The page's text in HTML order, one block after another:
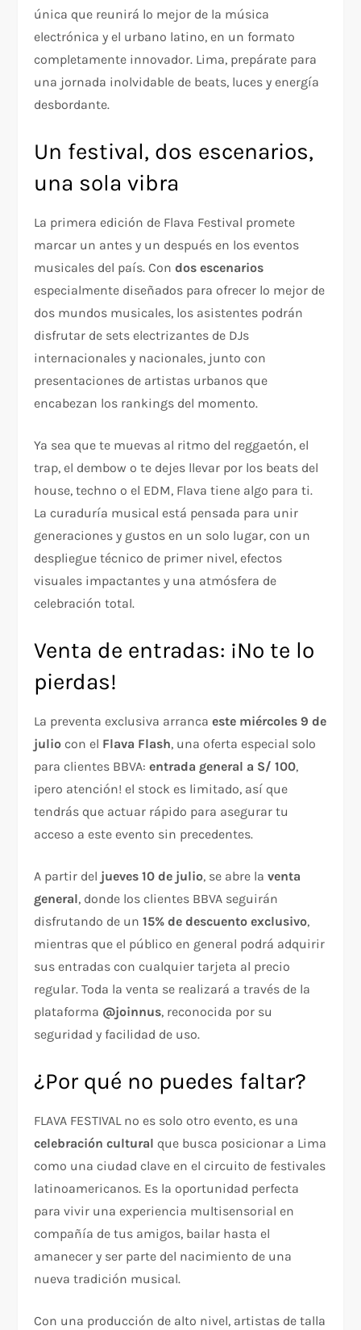
única que reunirá lo mejor de la música
electrónica y el urbano latino, en un formato
completamente innovador. Lima, prepárate para
una jornada inolvidable de beats, luces y energía
desbordante.
Un festival, dos escenarios,
una sola vibra
La primera edición de Flava Festival promete
marcar un antes y un después en los eventos
musicales del país. Condos escenarios
especialmente diseñados para ofrecer lo mejor de
dos mundos musicales, los asistentes podrán
disfrutar de sets electrizantes de DJs
internacionales y nacionales, junto con
presentaciones de artistas urbanos que
encabezan los rankings del momento.
Ya sea que te muevas al ritmo del reggaetón, el
trap, el dembow o te dejes llevar por los beats del
house, techno o el EDM, Flava tiene algo para ti.
La curaduría musical está pensada para unir
generaciones y gustos en un solo lugar, con un
despliegue técnico de primer nivel, efectos
visuales impactantes y una atmósfera de
celebración total.
Venta de entradas: ¡No te lo
pierdas!
La preventa exclusiva arrancaeste miércoles 9 de
julio con el Flava Flash, una oferta especial solo
para clientes BBVA:entrada general a S/ 100,
¡pero atención! el stock es limitado, así que
tendrás que actuar rápido para asegurar tu
acceso a este evento sin precedentes.
A partir del jueves 10 de julio, se abre laventa
general, donde los clientes BBVA seguirán
disfrutando de un15% de descuento exclusivo,
mientras que el público en general podrá adquirir
sus entradas con cualquier tarjeta al precio
regular. Toda la venta se realizará a través de la
plataforma @joinnus, reconocida por su
seguridad y facilidad de uso.
¿Por qué no puedes faltar?
FLAVA FESTIVAL no es solo otro evento, es una
celebración cultural que busca posicionar a Lima
como una ciudad clave en el circuito de festivales
latinoamericanos. Es la oportunidad perfecta
para vivir una experiencia multisensorial en
compañía de tus amigos, bailar hasta el
amanecer y ser parte del nacimiento de una
nueva tradición musical.
Con una producción de alto nivel, artistas de talla